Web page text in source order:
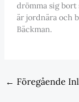
drömma sig bort
är jordnära och
Bäckman.
← Föregående